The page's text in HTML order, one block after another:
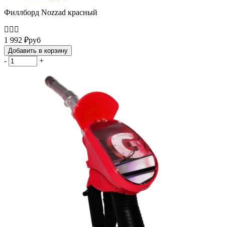
Филлборд Nozzad красный
1 992 ₽руб
Добавить в корзину
- +